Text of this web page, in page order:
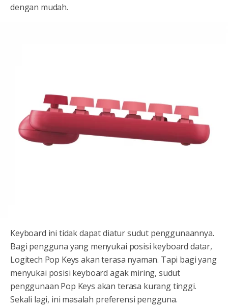
dengan mudah.
Keyboard ini tidak dapat diatur sudut penggunaannya.
Bagi pengguna yang menyukai posisi keyboard datar,
Logitech Pop Keys akan terasa nyaman. Tapi bagi yang
menyukai posisi keyboard agak miring, sudut
penggunaan Pop Keys akan terasa kurang tinggi.
Sekali lagi, ini masalah preferensi pengguna.